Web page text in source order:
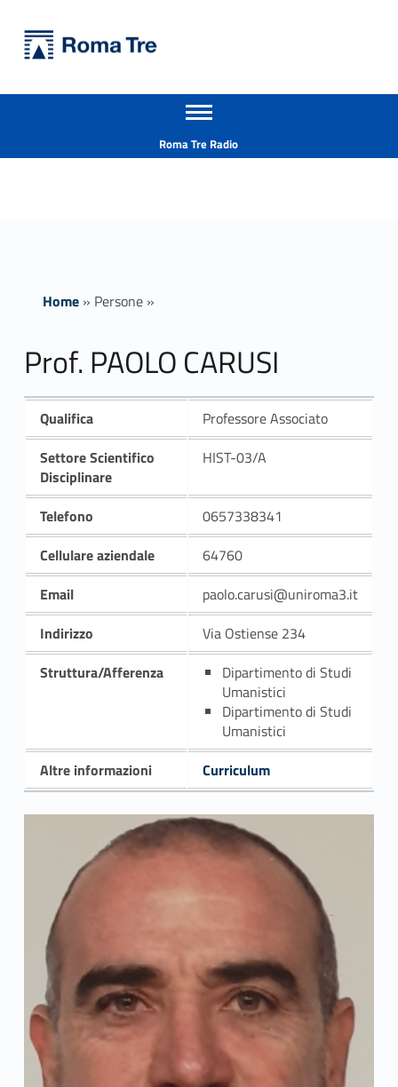
Prof. PAOLO CARUSI - Università Roma Tre
Apri il menu secondario
Roma Tre Radio
Home» Persone»
Prof. PAOLO CARUSI
Qualifica
Professore Associato
Settore Scientifico
Disciplinare
HIST-03/A
Telefono
0657338341
Cellulare aziendale
64760
Email
paolo.carusi@uniroma3.it
Indirizzo
Via Ostiense 234
Struttura/Afferenza
Dipartimento di Studi
Umanistici
Dipartimento di Studi
Umanistici
Altre informazioni
Curriculum